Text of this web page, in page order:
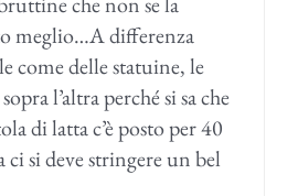
meglio…A differenza
come delle statuine, le
l’altra perché si sa che
di latta c’è posto per 40
si deve stringere un bel